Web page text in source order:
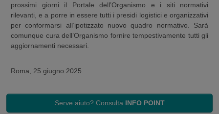
prossimi giorni il Portale dell’Organismo e i siti normativi
rilevanti, e a porre in essere tutti i presidi logistici e organizzativi
per conformarsi all’ipotizzato nuovo quadro normativo. Sarà
comunque cura dell’Organismo fornire tempestivamente tutti gli
aggiornamenti necessari.
Roma, 25 giugno 2025
Serve aiuto? Consulta INFO POINT